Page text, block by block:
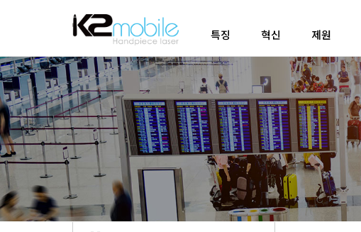
특징 혁신 제원